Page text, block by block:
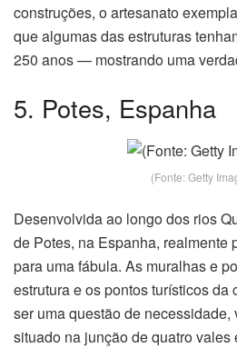
construções, o artesanato
que algumas das estruturas
250 anos — mostrando uma
5. Potes, Espanha
(Fonte: Getty
Desenvolvida ao longo dos rios
de Potes, na Espanha, realmente
para uma fábula. As muralhas e
estrutura e os pontos turísticos da
ser uma questão de
situado na junção de quatro vales